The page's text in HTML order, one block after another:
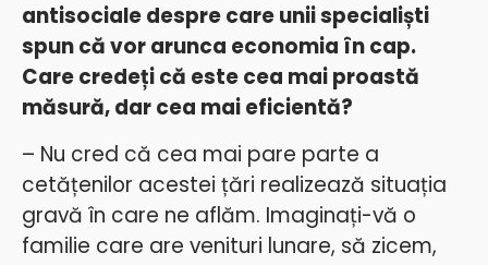
antisociale despre care unii specialiști
spun că vor arunca economia în cap.
Care credeți că este cea mai proastă
măsură, dar cea mai eficientă?
– Nu cred că cea mai pare parte a
cetățenilor acestei țări realizează situația
gravă în care ne aflăm. Imaginați-vă o
familie care are venituri lunare, să zicem,